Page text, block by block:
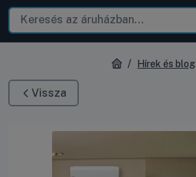
Hírek és blog
Vissza